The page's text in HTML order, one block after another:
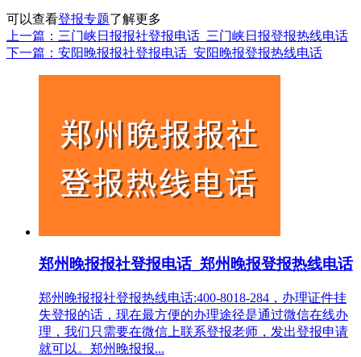
可以查看登报专题了解更多
上一篇：三门峡日报报社登报电话_三门峡日报登报热线电话
下一篇：安阳晚报报社登报电话_安阳晚报登报热线电话
郑州晚报报社登报电话_郑州晚报登报热线电话
郑州晚报报社登报热线电话:400-8018-284，办理证件挂
失登报的话，现在最方便的办理途径是通过微信在线办
理，我们只需要在微信上联系登报老师，发出登报申请
就可以。郑州晚报报...